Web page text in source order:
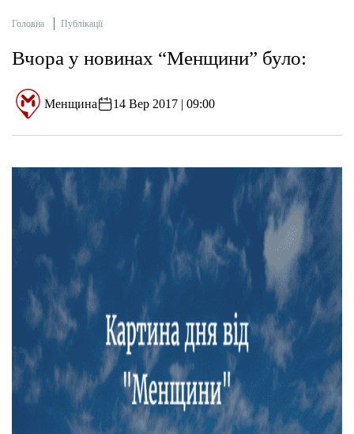
Головна Публікації
Вчора у новинах “Менщини” було:
Менщина 14 Вер 2017 | 09:00